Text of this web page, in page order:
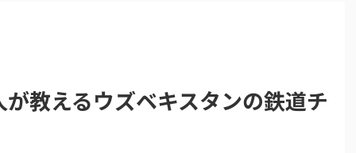
教えるウズベキスタンの鉄道チ